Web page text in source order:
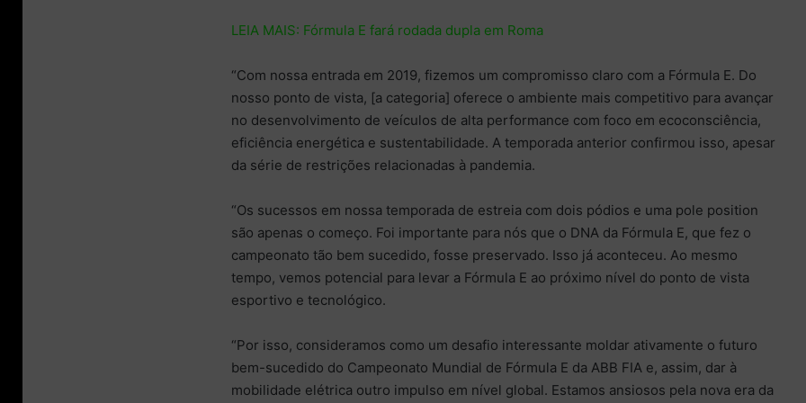
LEIA MAIS: Fórmula E fará rodada dupla em Roma
“Com nossa entrada em 2019, fizemos um compromisso claro com a Fórmula E. Do
nosso ponto de vista, [a categoria] oferece o ambiente mais competitivo para avançar
no desenvolvimento de veículos de alta performance com foco em ecoconsciência,
eficiência energética e sustentabilidade. A temporada anterior confirmou isso, apesar
da série de restrições relacionadas à pandemia.
“Os sucessos em nossa temporada de estreia com dois pódios e uma pole position
são apenas o começo. Foi importante para nós que o DNA da Fórmula E, que fez o
campeonato tão bem sucedido, fosse preservado. Isso já aconteceu. Ao mesmo
tempo, vemos potencial para levar a Fórmula E ao próximo nível do ponto de vista
esportivo e tecnológico.
“Por isso, consideramos como um desafio interessante moldar ativamente o futuro
bem-sucedido do Campeonato Mundial de Fórmula E da ABB FIA e, assim, dar à
mobilidade elétrica outro impulso em nível global. Estamos ansiosos pela nova era da